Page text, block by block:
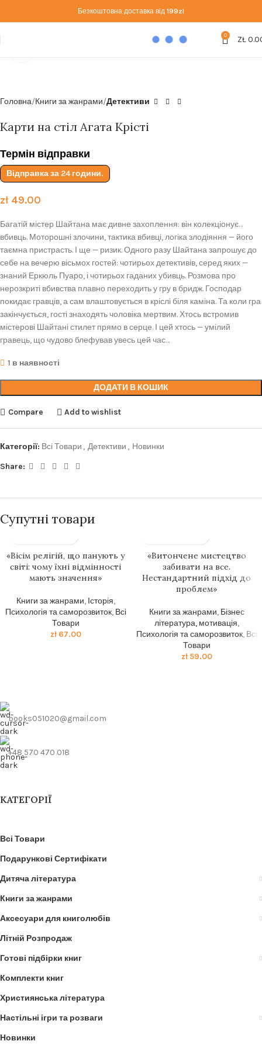
Безкоштовна доставка від 199zl
0 ZŁ
Головна Книги за жанрами Детективи
Карти на стіл Агата Крісті
Термін відправки
Відправка за 24 години.
zł49.00
Багатій містер Шайтана має дивне захоплення: він колекціонує…
вбивць. Моторошні злочини, тактика вбивці, логіка злодіяння — його
таємна пристрасть. І ще — ризик. Одного разу Шайтана запрошує до
себе на вечерю вісьмох гостей: чотирьох детективів, серед яких —
знаний Еркюль Пуаро, і чотирьох гаданих убивць. Розмова про
нерозкриті вбивства плавно переходить у гру в бридж. Господар
покидає гравців, а сам влаштовується в кріслі біля каміна. Та коли гра
закінчується, гості знаходять чоловіка мертвим. Хтось встромив
містерові Шайтані стилет прямо в серце. І цей хтось — умілий
гравець, що чудово блефував увесь цей час…
1 в наявності
ДОДАТИ В КОШИК
Compare Add to wishlist
Категорії: Всі Товари , Детективи , Новинки
Share:
Супутні товари
«Вісім релігій, що панують у
світі: чому їхні відмінності
мають значення»
Книги за жанрами, Історія,
Психологія та саморозвиток, Всі
Товари
zł67.00
«Витончене мистецтво
забивати на все.
Нестандартний підхід до
проблем»
Книги за жанрами, Бізнес
література, мотивація,
Психологія та саморозвиток, Всі
Товари
zł59.00
books051020@gmail.com
+48 570 470 018
КАТЕГОРІЇ
Всі Товари
Подарункові Сертифікати
Дитяча література
Книги за жанрами
Аксесуари для книголюбів
Літній Розпродаж
Готові підбірки книг
Комплекти книг
Християнська література
Настільні ігри та розваги
Новинки